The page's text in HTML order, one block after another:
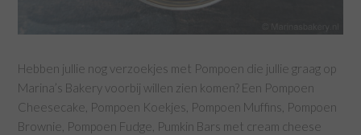
Hebben jullie nog verzoekjes met Pompoen die jullie graag op
Marina’s Bakery voorbij willen zien komen? Een Pompoen
Cheesecake, Pompoen Koekjes, Pompoen Muffins, Pompoen
Brownie, Pompoen Fudge, Pumkin Bars met cream cheese